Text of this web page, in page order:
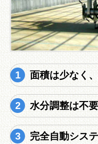
面積は少なく
水分調整は不要
完全自動シス